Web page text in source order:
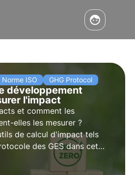
Norme ISO GHG Protocol
développement
l'impact
et comment les
elles les mesurer ?
de calcul d'impact tels
des GES dans cet
en plus avec les pilules de
numérique de 3Bee pour les